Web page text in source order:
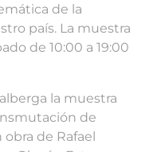
de la
país. La muestra
de 10:00 a 19:00
la muestra
de
de Rafael